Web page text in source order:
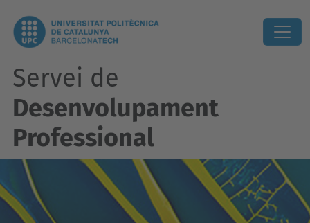
Servei de
Desenvolupament
Professional